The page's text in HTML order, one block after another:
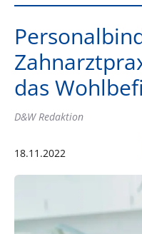
das
D&W Redaktion
18.11.2022